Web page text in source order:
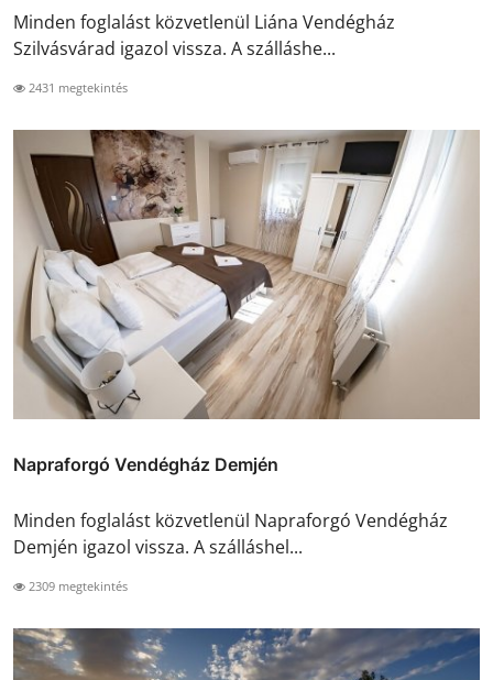
Minden foglalást közvetlenül Liána Vendégház
Szilvásvárad igazol vissza. A szálláshe...
2431 megtekintés
Napraforgó Vendégház Demjén
Minden foglalást közvetlenül Napraforgó Vendégház
Demjén igazol vissza. A szálláshel...
2309 megtekintés